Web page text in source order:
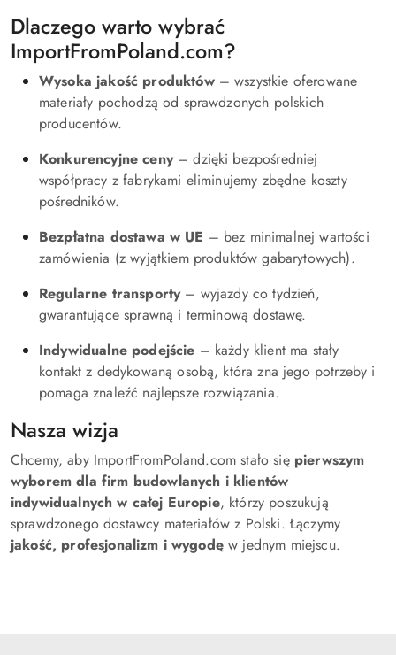
Dlaczego warto wybrać
ImportFromPoland.com?
Wysoka jakość produktów– wszystkie oferowane
materiały pochodzą od sprawdzonych polskich
producentów.
Konkurencyjne ceny– dzięki bezpośredniej
współpracy z fabrykami eliminujemy zbędne koszty
pośredników.
Bezpłatna dostawa w UE – bez minimalnej wartości
zamówienia (z wyjątkiem produktów gabarytowych).
Regularne transporty– wyjazdy co tydzień,
gwarantujące sprawną i terminową dostawę.
Indywidualne podejście – każdy klient ma stały
kontakt z dedykowaną osobą, która zna jego potrzeby i
pomaga znaleźć najlepsze rozwiązania.
Nasza wizja
Chcemy, aby ImportFromPoland.com stało się pierwszym
wyborem dla firm budowlanych i klientów
indywidualnych w całej Europie, którzy poszukują
sprawdzonego dostawcy materiałów z Polski. Łączymy
jakość, profesjonalizm i wygodęw jednym miejscu.